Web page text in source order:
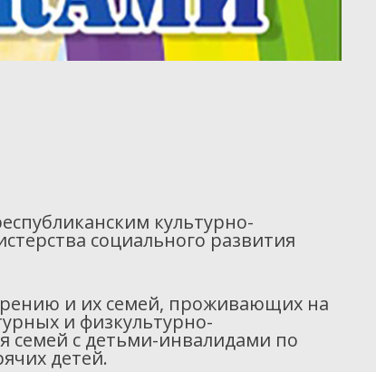
культурно-
социального развития
и их семей, проживающих на
и физкультурно-
семей с детьми-инвалидами по
детей.